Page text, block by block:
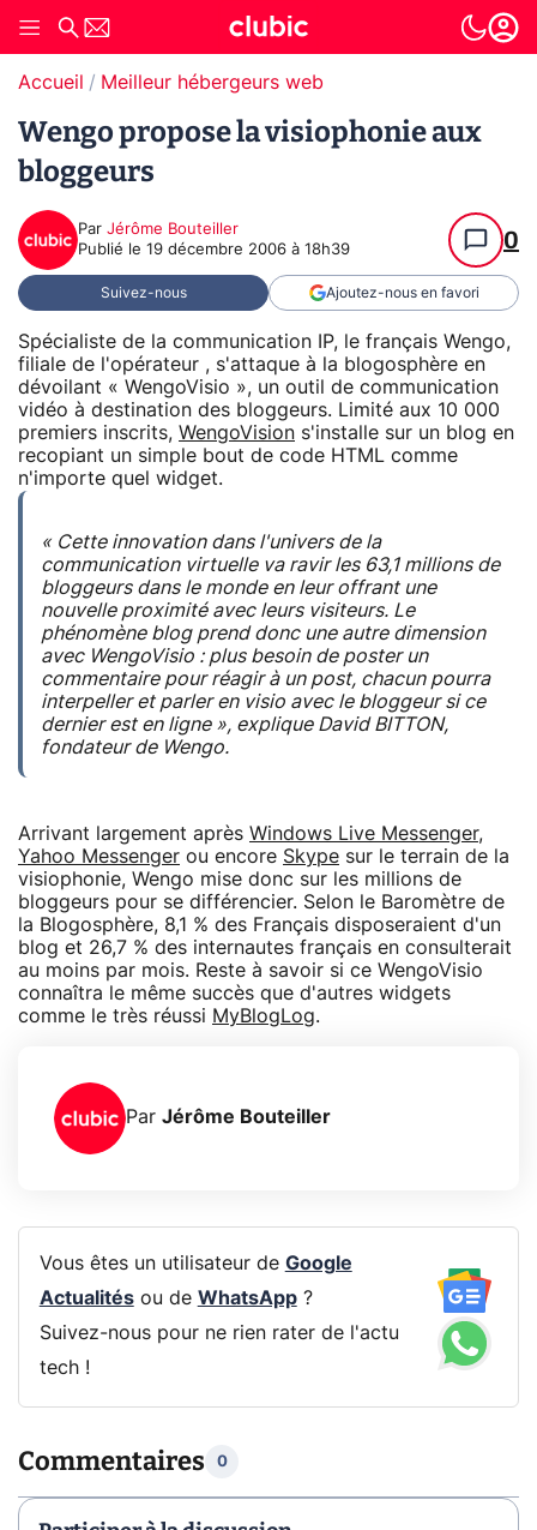
Accueil Meilleur hébergeurs web
Wengo propose la visiophonie aux
bloggeurs
Par Jérôme Bouteiller
Publié le 19 décembre 2006 à 18h39 0
Suivez-nous Ajoutez-nous en favori
Spécialiste de la communication IP, le français Wengo,
filiale de l'opérateur , s'attaque à la blogosphère en
dévoilant « WengoVisio », un outil de communication
vidéo à destination des bloggeurs. Limité aux 10 000
premiers inscrits, WengoVision s'installe sur un blog en
recopiant un simple bout de code HTML comme
n'importe quel widget.
« Cette innovation dans l'univers de la
communication virtuelle va ravir les 63,1 millions de
bloggeurs dans le monde en leur offrant une
nouvelle proximité avec leurs visiteurs. Le
phénomène blog prend donc une autre dimension
avec WengoVisio : plus besoin de poster un
commentaire pour réagir à un post, chacun pourra
interpeller et parler en visio avec le bloggeur si ce
dernier est en ligne», explique David BITTON,
fondateur de Wengo.
Arrivant largement après Windows Live Messenger,
Yahoo Messenger ou encore Skype sur le terrain de la
visiophonie, Wengo mise donc sur les millions de
bloggeurs pour se différencier. Selon le Baromètre de
la Blogosphère, 8,1 % des Français disposeraient d'un
blog et 26,7 % des internautes français en consulterait
au moins par mois. Reste à savoir si ce WengoVisio
connaîtra le même succès que d'autres widgets
comme le très réussi MyBlogLog.
Par Jérôme Bouteiller
Vous êtes un utilisateur de Google
Actualitésou de WhatsApp?
Suivez-nous pour ne rien rater de l'actu
tech !
Commentaires 0